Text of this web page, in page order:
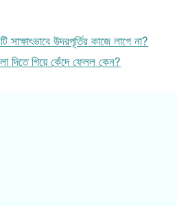
উদরপূর্তির কাজে লাগে না?
দিতে গিয়ে কেঁদে ফেলল কেন?